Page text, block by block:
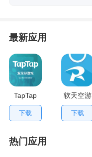
最新应用
TapTap
V2.84.0
手机版
下载
软天空游
戏盒应用
下载
热门应用